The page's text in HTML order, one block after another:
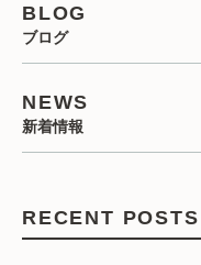
BLOG
ブログ
NEWS
新着情報
RECENT POSTS